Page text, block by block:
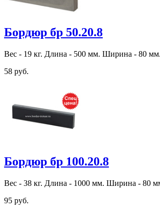
Бордюр бр 50.20.8
Вес - 19 кг. Длина - 500 мм. Ширина - 80
58 руб.
Бордюр бр 100.20.8
Вес - 38 кг. Длина - 1000 мм. Ширина - 80
95 руб.